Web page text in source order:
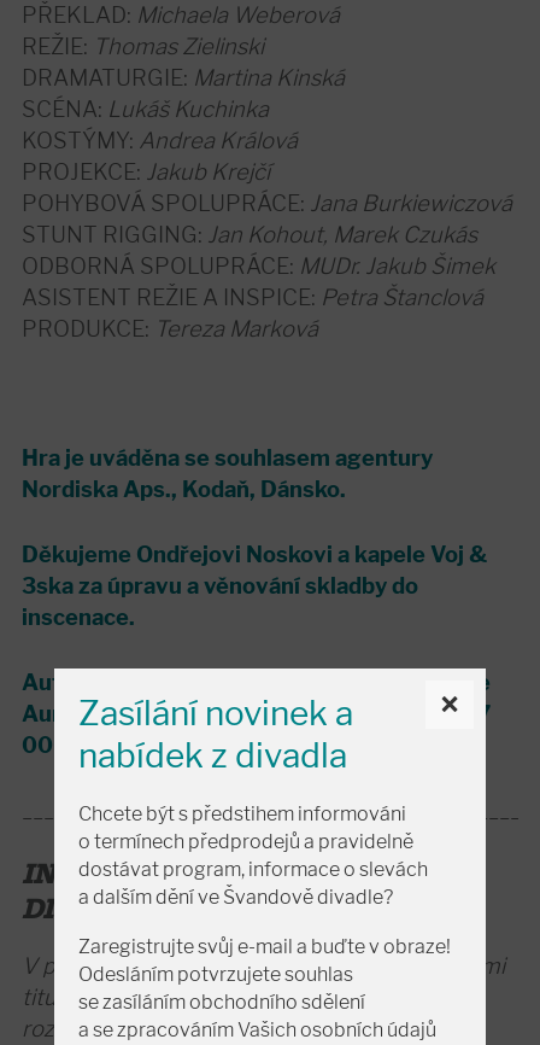
PŘEKLAD: Michaela Weberová
REŽIE: Thomas Zielinski
DRAMATURGIE: Martina Kinská
SCÉNA: Lukáš Kuchinka
KOSTÝMY: Andrea Králová
PROJEKCE: Jakub Krejčí
POHYBOVÁ SPOLUPRÁCE: Jana Burkiewiczová
STUNT RIGGING: Jan Kohout, Marek Czukás
ODBORNÁ SPOLUPRÁCE: MUDr. Jakub Šimek
ASISTENT REŽIE A INSPICE: Petra Štanclová
PRODUKCE: Tereza Marková
Hra je uváděna se souhlasem agentury
Nordiska Aps., Kodaň, Dánsko.
Děkujeme Ondřejovi Noskovi a kapele Voj &
3ska za úpravu a věnování skladby do
inscenace.
Autorská práva v České republice zastupuje
Aura - Pont, s. r. o., Veslařský ostrov 62, 147
00 Praha 4.
INFORMACE PRO NESLYŠÍCÍ
DIVÁKY:
V případě, že je představení uváděno s českými
titulky pro neslyšící,zdenaleznete barevné
rozlišení postav, které bude v den uvedení
×
Zasílání novinek a
nabídek z divadla
Chcete být s předstihem informováni
o termínech předprodejů a pravidelně
dostávat program, informace o slevách
a dalším dění ve Švandově divadle?
Zaregistrujte svůj e-mail a buďte v obraze!
Odesláním potvrzujete souhlas
se zasíláním obchodního sdělení
a se zpracováním Vašich osobních údajů